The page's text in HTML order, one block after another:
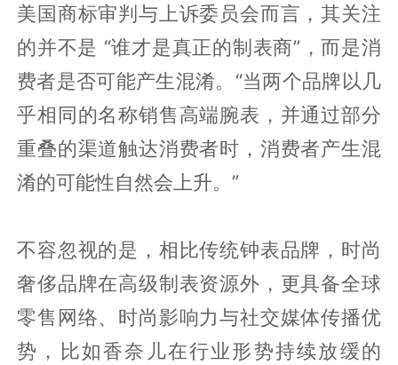
美国商标审判与上诉委员会而言，其关注
的并不是 “谁才是真正的制表商”，而是消
费者是否可能产生混淆。“当两个品牌以几
乎相同的名称销售高端腕表，并通过部分
重叠的渠道触达消费者时，消费者产生混
淆的可能性自然会上升。”
不容忽视的是，相比传统钟表品牌，时尚
奢侈品牌在高级制表资源外，更具备全球
零售网络、时尚影响力与社交媒体传播优
势，比如香奈儿在行业形势持续放缓的